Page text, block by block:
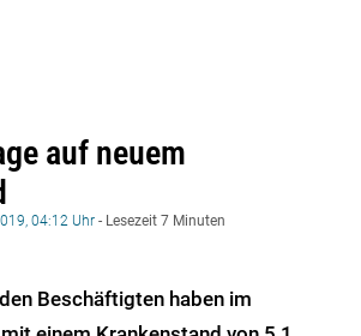
auf neuem
04:12 Uhr - Lesezeit 7 Minuten
Beschäftigten haben im